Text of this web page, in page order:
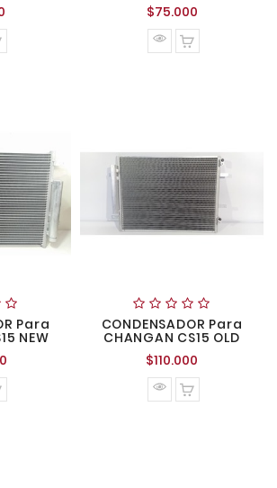
Precio
normal
$75.000Precio
normal
Para
NEW
normal
CONDENSADOR Para
CHANGAN CS15 OLD
$110.000
normal